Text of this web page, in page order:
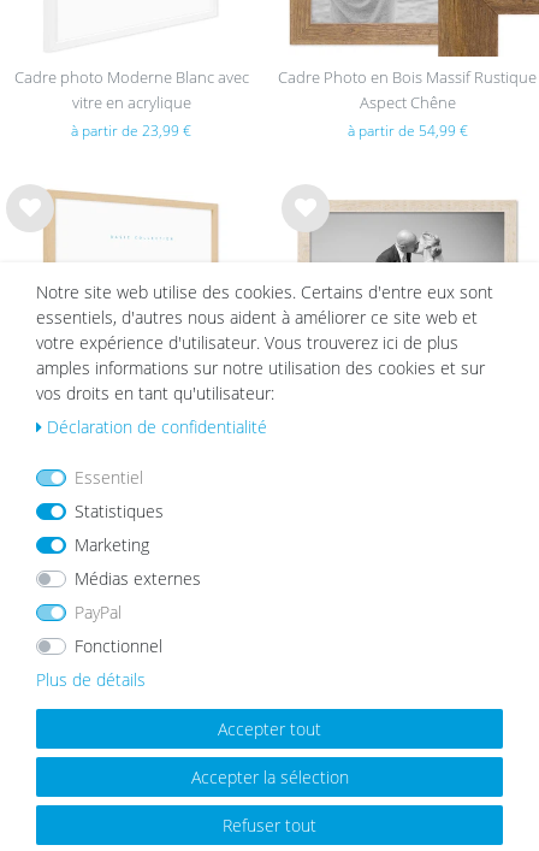
Cadre photo Moderne Blanc avec
vitre en acrylique
à partir de 23,99 €
Cadre Photo en Bois Massif Rustique
Aspect Chêne
à partir de 54,99 €
List
hait
vitre en acrylique
à partir de 23,99 €
List
hait
s
List
sou
s
Cadre Photo en Bois Massif Rustique Aspect
Chêne
à partir de 8,99 €
Notre site web utilise des cookies. Certains d'entre eux sont
essentiels, d'autres nous aident à améliorer ce site web et
votre expérience d'utilisateur. Vous trouverez ici de plus
amples informations sur notre utilisation des cookies et sur
vos droits en tant qu'utilisateur:
Déclaration de confidentialité
Essentiel
Statistiques
Marketing
Médias externes
PayPal
Fonctionnel
Plus de détails
Accepter tout
Accepter la sélection
Refuser tout